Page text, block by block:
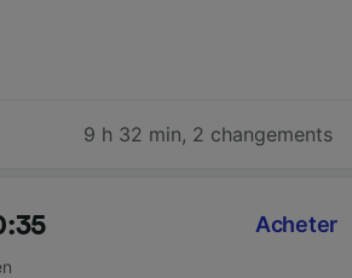
9 h 32 min, 2 changements
Acheter